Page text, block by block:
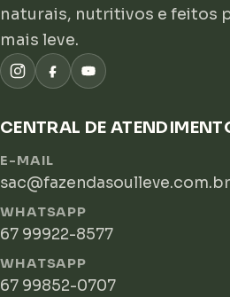
naturais, nutritivos e feitos
mais leve.
CENTRAL DE
E-MAIL
sac@fazendasoulleve.com.br
WHATSAPP
67 99922-8577
WHATSAPP
67 99852-0707